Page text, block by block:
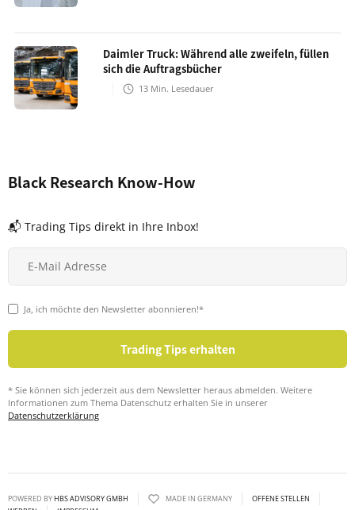
Daimler Truck: Während alle zweifeln, füllen
sich die Auftragsbücher
13 Min. Lesedauer
Black Research Know-How
📬 Trading Tips direkt in Ihre Inbox!
Ja, ich möchte den Newsletter abonnieren!*
* Sie können sich jederzeit aus dem Newsletter heraus abmelden. Weitere
Informationen zum Thema Datenschutz erhalten Sie in unserer
Datenschutzerklärung
POWERED BYHBS ADVISORY GMBH MADE IN GERMANY
OFFENE STELLEN